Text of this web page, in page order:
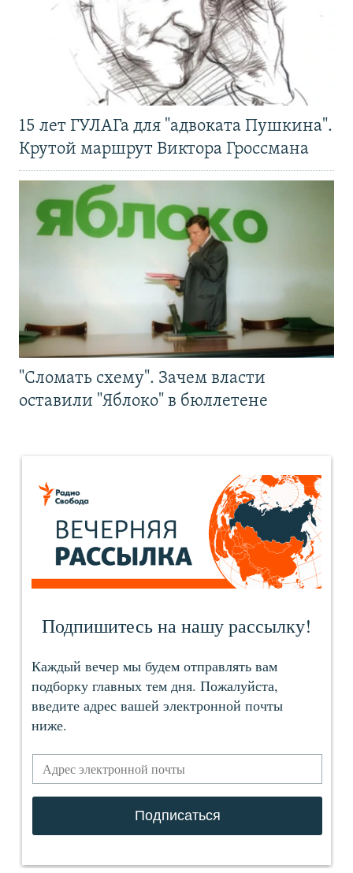
15 лет ГУЛАГа для "адвоката Пушкина".
Крутой маршрут Виктора Гроссмана
"Сломать схему". Зачем власти
оставили "Яблоко" в бюллетене